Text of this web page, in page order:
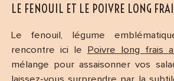
LE FENOUIL ET LE POIVRE LONG
Le fenouil, légume
rencontre ici le
Poivre long frais
mélange pour assaisonner vos